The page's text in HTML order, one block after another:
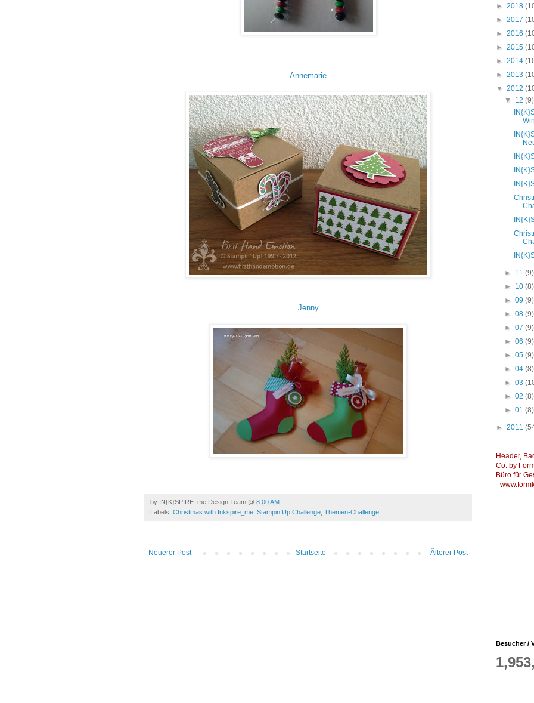
Annemarie
Jenny
by IN{K}SPIRE_me Design Team @ 8:00 AM
Labels: Christmas with Inkspire_me, Stampin Up Challenge, Themen-Challenge
Neuerer Post Älterer Post
Startseite
► 2018
► 2017
► 2016
► 2015
► 2014
► 2013
▼ 2012
▼ 12(9)
► 11(9)
► 10(8)
►09(9)
►08(9)
►07(9)
►06(9)
►05(9)
►04(8)
►03
►02(8)
►01(8)
► 2011
Header,
Co. by
Büro für
-
Besucher /